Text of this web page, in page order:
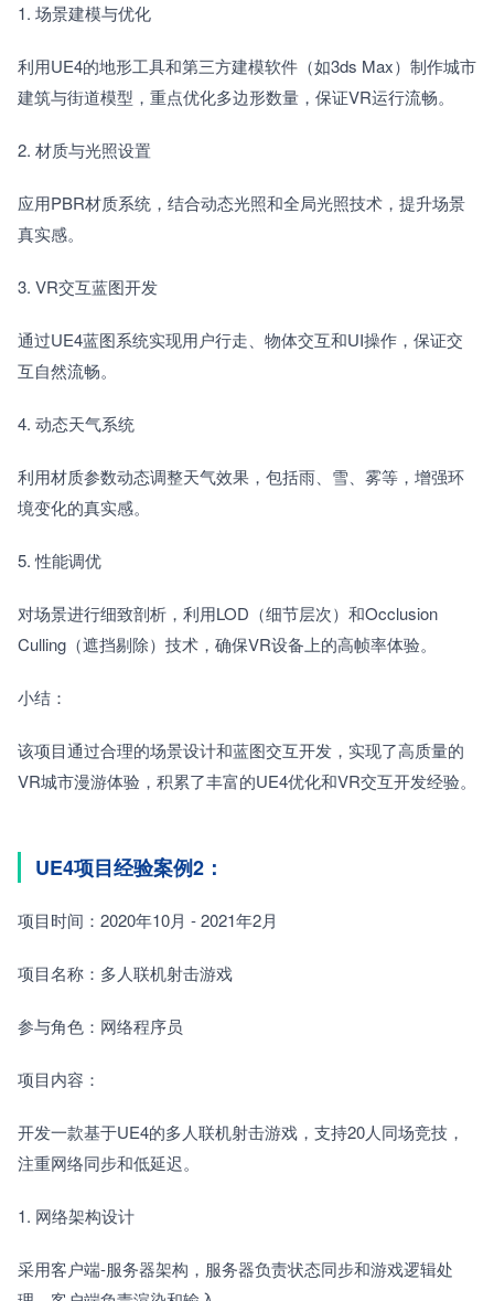
1. 场景建模与优化
利用UE4的地形工具和第三方建模软件（如3ds Max）制作城市
建筑与街道模型，重点优化多边形数量，保证VR运行流畅。
2. 材质与光照设置
应用PBR材质系统，结合动态光照和全局光照技术，提升场景
真实感。
3. VR交互蓝图开发
通过UE4蓝图系统实现用户行走、物体交互和UI操作，保证交
互自然流畅。
4. 动态天气系统
利用材质参数动态调整天气效果，包括雨、雪、雾等，增强环
境变化的真实感。
5. 性能调优
对场景进行细致剖析，利用LOD（细节层次）和Occlusion
Culling（遮挡剔除）技术，确保VR设备上的高帧率体验。
小结：
该项目通过合理的场景设计和蓝图交互开发，实现了高质量的
VR城市漫游体验，积累了丰富的UE4优化和VR交互开发经验。
UE4项目经验案例2：
项目时间：2020年10月 - 2021年2月
项目名称：多人联机射击游戏
参与角色：网络程序员
项目内容：
开发一款基于UE4的多人联机射击游戏，支持20人同场竞技，
注重网络同步和低延迟。
1. 网络架构设计
采用客户端-服务器架构，服务器负责状态同步和游戏逻辑处